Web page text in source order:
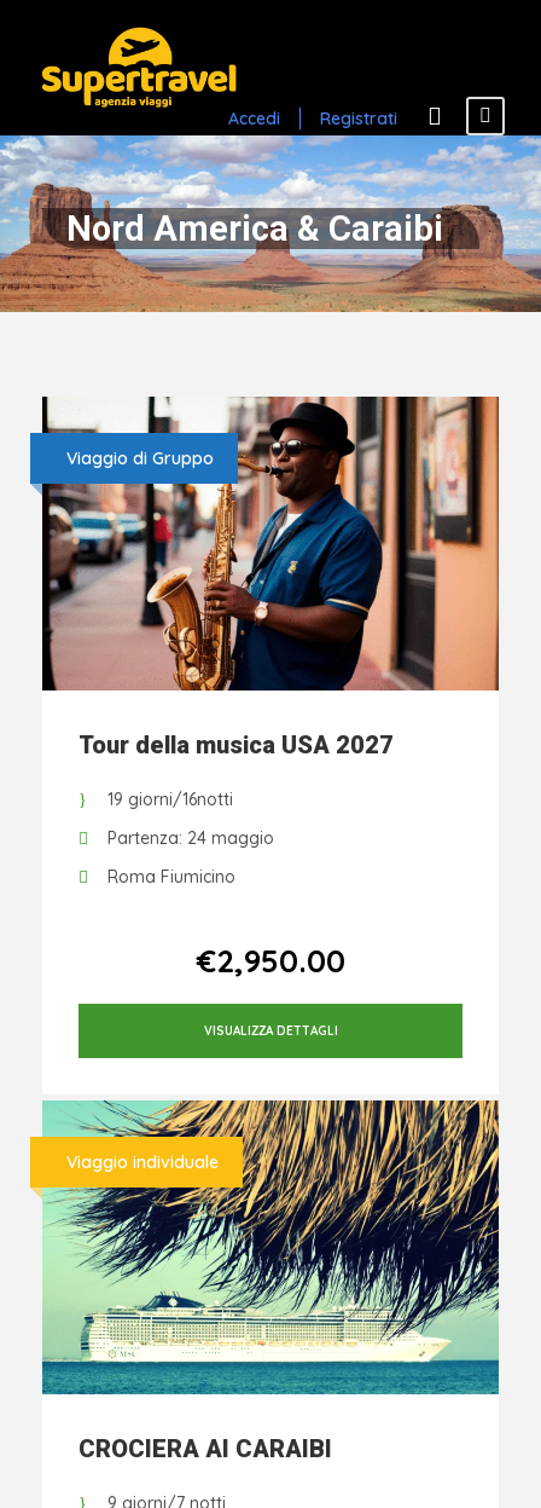
Accedi Registrati
Nord America & Caraibi
Viaggio di Gruppo
Tour della musica USA 2027
19 giorni/16notti
Partenza: 24 maggio
Roma Fiumicino
€2,950.00
VISUALIZZA DETTAGLI
Viaggio individuale
CROCIERA AI CARAIBI
9 giorni/7 notti